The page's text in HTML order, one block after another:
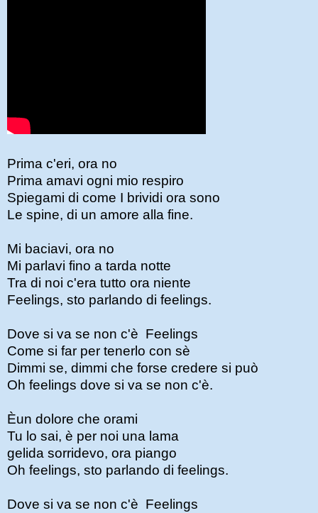
Prima c'eri, ora no
Prima amavi ogni mio respiro
Spiegami di come I brividi ora sono
Le spine, di un amore alla fine.
Mi baciavi, ora no
Mi parlavi fino a tarda notte
Tra di noi c'era tutto ora niente
Feelings, sto parlando di feelings.
Dove si va se non c'è Feelings
Come si far per tenerlo con sè
Dimmi se, dimmi che forse credere si può
Oh feelings dove si va se non c'è.
Èun dolore che orami
Tu lo sai, è per noi una lama
gelida sorridevo, ora piango
Oh feelings, sto parlando di feelings.
Dove si va se non c'è Feelings